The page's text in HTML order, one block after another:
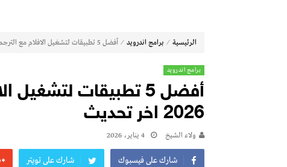
الرئيسية ⁄ برامج اندرويد ⁄ أفضل 5 تطبيقات لتشغيل الافلام مع الترجمة للاندرويد 2026 اخر تحديث
برامج اندرويد
أفضل 5 تطبيقات
2026 اخر تحديث
ولاء الشيخ 4 يناير، 2026
شارك على فيسبوك شارك على تويتر